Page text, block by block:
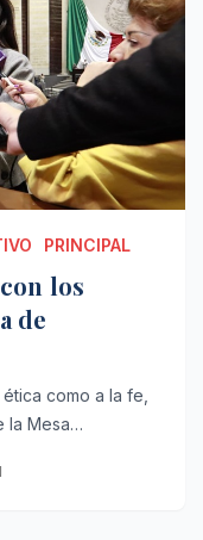
PRINCIPAL
los
de
como a la fe,
la Mesa…